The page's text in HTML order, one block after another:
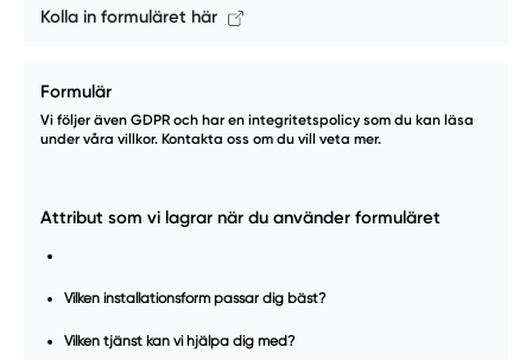
Kolla in formuläret här
Formulär
Vi följer även GDPR och har en integritetspolicy som du kan läsa
under våra villkor. Kontakta oss om du vill veta mer.
Attribut som vi lagrar när du använder formuläret
Vilken installationsform passar dig bäst?
Vilken tjänst kan vi hjälpa dig med?